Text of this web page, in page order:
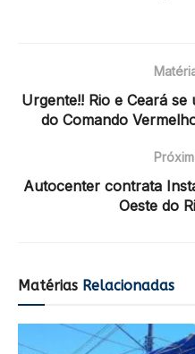
Urgente!! Rio e Ceará
do Comando
Autocenter contrata
Oeste do
Matérias Relacionadas